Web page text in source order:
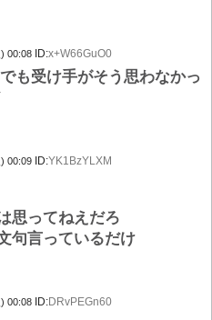
00:08 ID:x+W66GuO0
も受け手がそう思わなかっ
00:09 ID:YK1BzYLXM
思ってねえだろ
句言っているだけ
00:08 ID:DRvPEGn60